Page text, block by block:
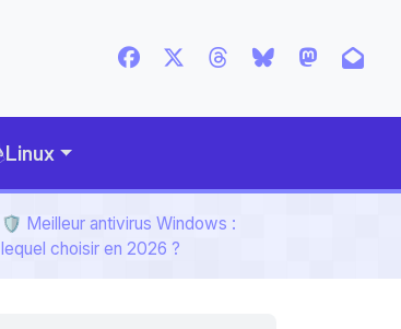
Linux
🛡️ Meilleur antivirus Windows :
lequel choisir en 2026 ?